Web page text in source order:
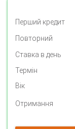
Перший кредит
Повторний
Ставка в день
Термін
Вік
Отримання